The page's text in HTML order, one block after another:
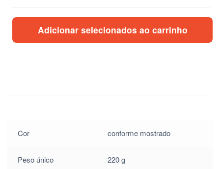
4.80
$4.80
Adicionar selecionados ao carrinho
Cor conforme mostrado
Peso único 220 g